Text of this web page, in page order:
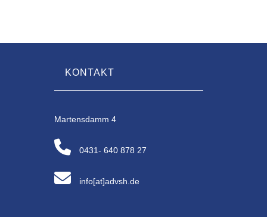
KONTAKT
Martensdamm 4
0431- 640 878 27
info[at]advsh.de